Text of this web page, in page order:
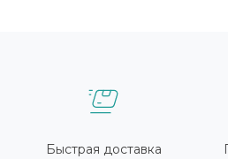
Быстрая доставка